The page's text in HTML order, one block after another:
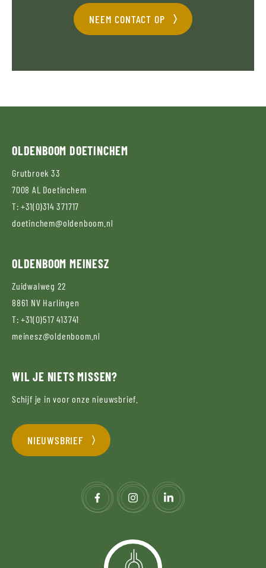
NEEM CONTACT OP
OLDENBOOMDOETINCHEM
Grutbroek 33
7008 AL Doetinchem
T: +31(0)314 371717
doetinchem@oldenboom.nl
OLDENBOOMMEINESZ
Zuidwalweg 22
8861 NV Harlingen
T: +31(0)517 413741
meinesz@oldenboom.nl
WIL JE NIETS MISSEN?
Schijf je in voor onze nieuwsbrief.
NIEUWSBRIEF